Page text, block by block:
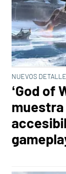
NUEVOS
‘God of